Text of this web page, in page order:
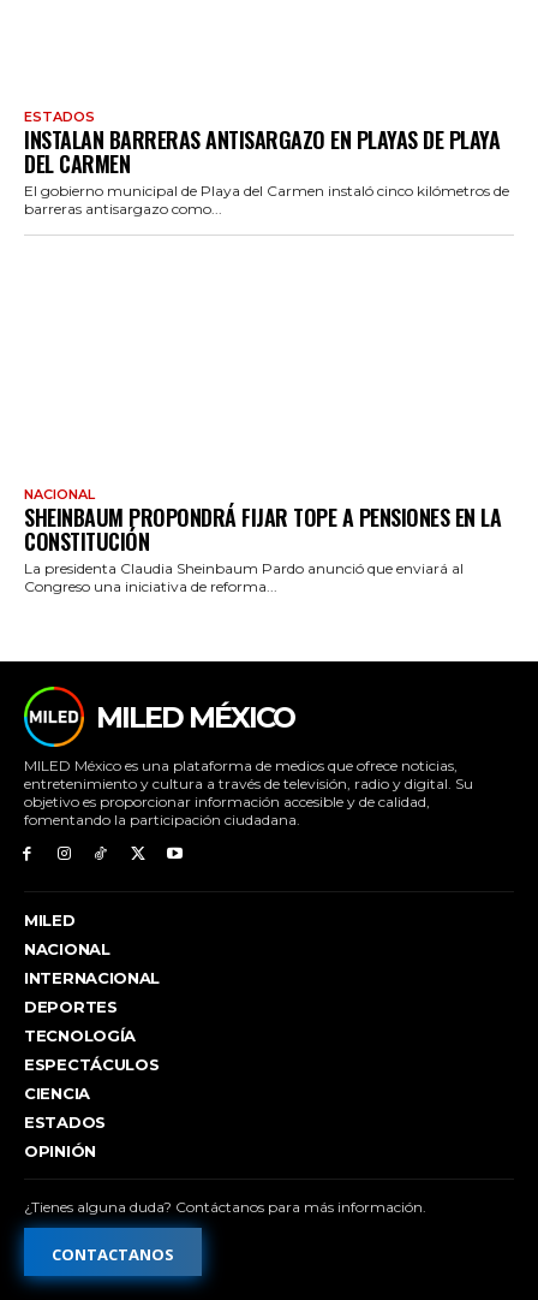
ESTADOS
INSTALAN BARRERAS ANTISARGAZO EN PLAYAS DE PLAYA
DEL CARMEN
El gobierno municipal de Playa del Carmen instaló cinco kilómetros de
barreras antisargazo como...
NACIONAL
SHEINBAUM PROPONDRÁ FIJAR TOPE A PENSIONES EN LA
CONSTITUCIÓN
La presidenta Claudia Sheinbaum Pardo anunció que enviará al
Congreso una iniciativa de reforma...
MILED MÉXICO
MILED México es una plataforma de medios que ofrece noticias,
entretenimiento y cultura a través de televisión, radio y digital. Su
objetivo es proporcionar información accesible y de calidad,
fomentando la participación ciudadana.
MILED
NACIONAL
INTERNACIONAL
DEPORTES
TECNOLOGÍA
ESPECTÁCULOS
CIENCIA
ESTADOS
OPINIÓN
¿Tienes alguna duda? Contáctanos para más información.
CONTACTANOS